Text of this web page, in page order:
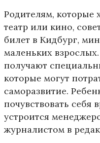
Родителям, которые
театр или кино,
билет в Кидбург,
маленьких
получают
которые могут
саморазвитие.
почувствовать
устроится
журналистом в